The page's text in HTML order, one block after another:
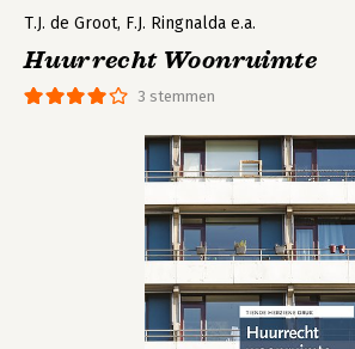
3 stemmen
T.J. de Groot, F.J. Ringnalda e.a.
Huurrecht Woonruimte